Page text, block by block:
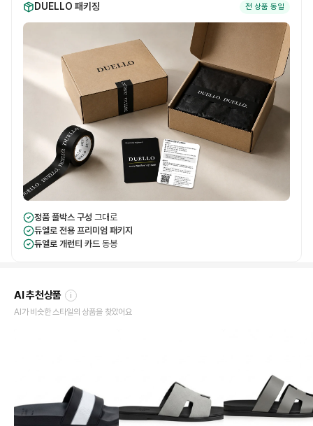
DUELLO 패키징 전 상품 동일
정품 풀박스 구성 그대로
듀엘로 전용 프리미엄 패키지
듀엘로 개런티 카드 동봉
AI 추천상품 i
AI가 비슷한 스타일의 상품을 찾았어요